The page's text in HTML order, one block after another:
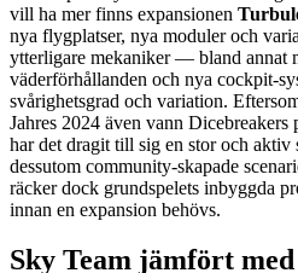
vill ha mer finns expansionen
nya flygplatser, nya moduler och
ytterligare mekaniker — bland annat
väderförhållanden och nya cockpit-
svårighetsgrad och variation.
Jahres 2024 även vann Dicebreakers
har det dragit till sig en stor och aktiv
dessutom community-skapade
räcker dock grundspelets inbyggda
innan en expansion behövs.
Sky Team jämfört